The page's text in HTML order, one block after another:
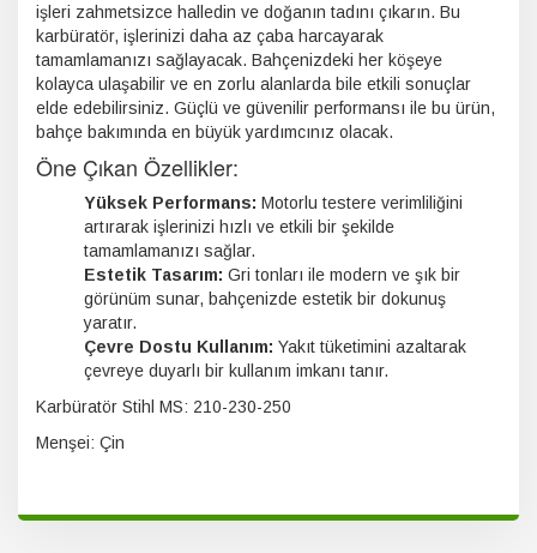
işleri zahmetsizce halledin ve doğanın tadını çıkarın. Bu
karbüratör, işlerinizi daha az çaba harcayarak
tamamlamanızı sağlayacak. Bahçenizdeki her köşeye
kolayca ulaşabilir ve en zorlu alanlarda bile etkili sonuçlar
elde edebilirsiniz. Güçlü ve güvenilir performansı ile bu ürün,
bahçe bakımında en büyük yardımcınız olacak.
Öne Çıkan Özellikler:
Yüksek Performans: Motorlu testere verimliliğini
artırarak işlerinizi hızlı ve etkili bir şekilde
tamamlamanızı sağlar.
Estetik Tasarım: Gri tonları ile modern ve şık bir
görünüm sunar, bahçenizde estetik bir dokunuş
yaratır.
Çevre Dostu Kullanım: Yakıt tüketimini azaltarak
çevreye duyarlı bir kullanım imkanı tanır.
Karbüratör Stihl MS: 210-230-250
Menşei: Çin